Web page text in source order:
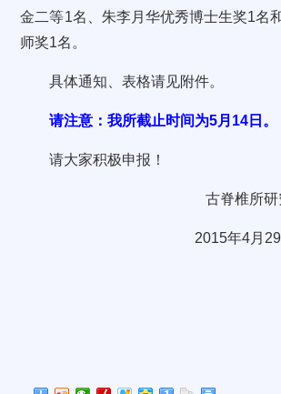
金二等1名、朱李月华优秀博士生奖1名
师奖1名。
具体通知、表格请见附件。
请注意：我所截止时间为5月14日。
请大家积极申报！
古脊椎所
2015年4月 29